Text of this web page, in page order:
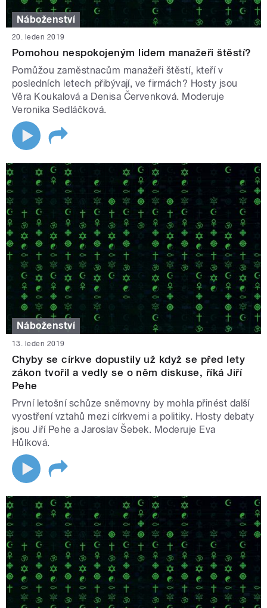
Náboženství
20. leden 2019
Pomohou nespokojeným lidem manažeři štěstí?
Pomůžou zaměstnacům manažeři štěstí, kteří v
posledních letech přibývají, ve firmách? Hosty jsou
Věra Koukalová a Denisa Červenková. Moderuje
Veronika Sedláčková.
Náboženství
13. leden 2019
Chyby se církve dopustily už když se před lety
zákon tvořil a vedly se o něm diskuse, říká Jiří
Pehe
První letošní schůze sněmovny by mohla přinést další
vyostření vztahů mezi církvemi a politiky. Hosty debaty
jsou Jiří Pehe a Jaroslav Šebek. Moderuje Eva
Hůlková.